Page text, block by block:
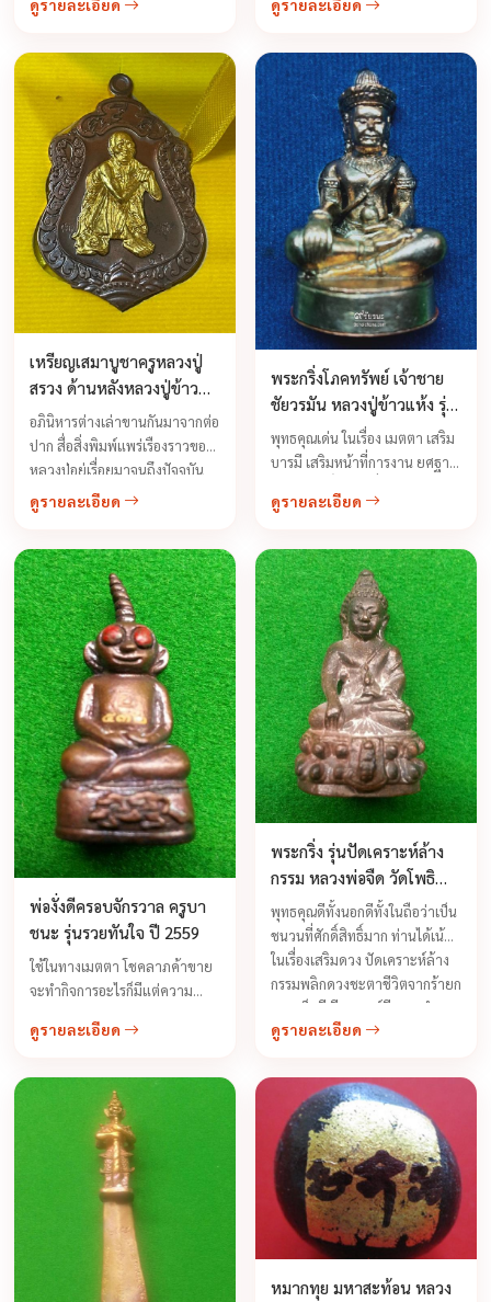
มาเทมาอย่างไม่ขาดสาย ถ้าเป็น
ข้าราชการก็จะเจริญในยศถา
บรรดาศักดิ์ เป็นเจ้าขุนมูลนายเป็น
ใหญ่เป็นโตกว่าคนอื่นๆหากผู้ใด
อยู่ในช่วงดวงตก
ดูรายละเอียด
พลังอำนาจของการเกื้อหนุนชีวิต
ครอบจักรวาล เป็นพระที่
อำนวยผลตามแรงอธิษฐาน ท่าน
ใด ...
ดูรายละเอียด
เหรียญเสมาบูชาครูหลวงปู่
สรวง ด้านหลังหลวงปู่ข้าว
แห้ง รุ่นบูชาครูเศรษฐีรับ
ทรัพย์
อภินิหารต่างเล่าขานกันมาจากต่อ
ปาก สื่อสิ่งพิมพ์แพร่เรืองราวของ
หลวงปู่อยู่เรื่อยมาจนถึงปัจจุบัน
ถ้าพูดถึงวัตถุมงคลของท่านเป็นที่
นิยมกันมาดอย่างกว้างขวาง นัก
ท่านต่างก็เสาะแสวงหาเพื่อให้ได้
มาครอบครองเก็บไว้เป็นสิริมงคล
และดีครอบจักรวาล เรื่องพุทธคุณ
ไม่ต้องพูดถึงและบรรยายมากเช่น
พวกมหาเสน่ห์ ...
ดูรายละเอียด
พระกริ่งโภคทรัพย์ เจ้าชาย
ชัยวรมัน หลวงปู่ข้าวแห้ง รุ่น
บูชาครูเศรษฐีรับทรัพย์
พุทธคุณเด่น ในเรื่อง เมตตา เสริม
บารมี เสริมหน้าที่การงาน ยศฐา
...
ดูรายละเอียด
พ่องั่งดีครอบจักรวาล ครูบา
ชนะ รุ่นรวยทันใจ ปี 2559
ใช้ในทางเมตตา โชคลาภค้าขาย
จะทำกิจการอะไรก็มีแต่ความ
สำเร็จกิจที่ตั้งใจไว้ กิจการค้าขาย
ดูรายละเอียด
พระกริ่ง รุ่นปัดเคราะห์ล้าง
กรรม หลวงพ่อจืด วัดโพธิ
เศรษฐีวนาราม สร้างเป็นรุ่น
แรก ปี 2549
พุทธคุณดีทั้งนอกดีทั้งในถือว่าเป็น
ชนวนที่ศักดิ์สิทธิ์มาก ท่านได้เน้น
ในเรื่องเสริมดวง ปัดเคราะห์ล้าง
กรรมพลิกดวงชะตาชีวิตจากร้ายก
ลายเป็นดี มีเคราะห์มีกรรมทำมา
หากินไม่คล่อง ดวงไม่ดีพระศุกร์
เสริมดวงปัดเคราะห์ล้างกรรมจาก
เรื่องที่หนักจะกลายเป็นเรื่องเบา มี
แต่สิ่งดีๆเข้ามาในชีวิต
ดูรายละเอียด
หมากทุย มหาสะท้อน หลวง